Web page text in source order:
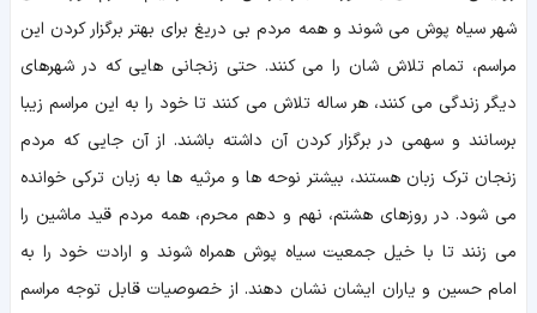
شهر سیاه پوش می شوند و همه مردم بی دریغ برای بهتر برگزار کردن این
مراسم، تمام تلاش شان را می کنند. حتی زنجانی هایی که در شهرهای
دیگر زندگی می کنند، هر ساله تلاش می کنند تا خود را به این مراسم زیبا
برسانند و سهمی در برگزار کردن آن داشته باشند. از آن جایی که مردم
زنجان ترک زبان هستند، بیشتر نوحه ها و مرثیه ها به زبان ترکی خوانده
می شود. در روزهای هشتم، نهم و دهم محرم، همه مردم قید ماشین را
می زنند تا با خیل جمعیت سیاه پوش همراه شوند و ارادت خود را به
امام حسین و یاران ایشان نشان دهند. از خصوصیات قابل توجه مراسم